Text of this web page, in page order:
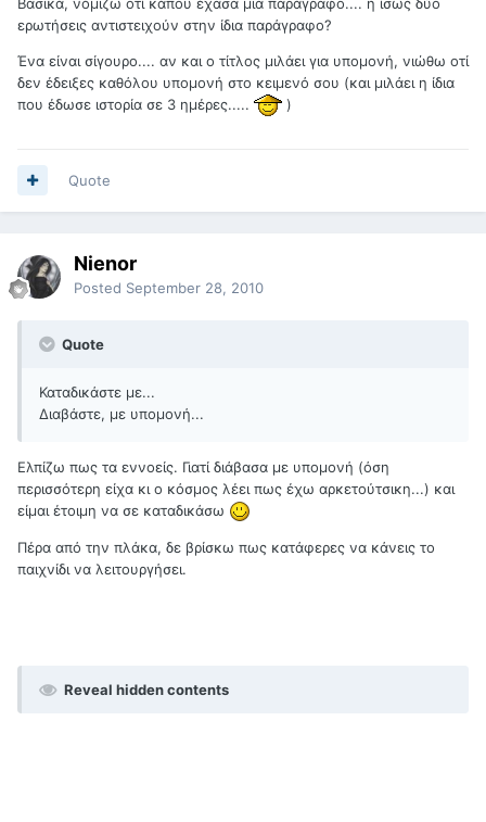
ερωτήσεις αντιστειχούν στην ίδια παράγραφο?
Ένα είναι σίγουρο.... αν και ο τίτλος μιλάει για υπομονή, νιώθω οτί
δεν έδειξες καθόλου υπομονή στο κειμενό σου (και μιλάει η ίδια
που έδωσε ιστορία σε 3 ημέρες.....
)
Quote
Nienor
Posted September 28, 2010
Quote
Καταδικάστε με...
Διαβάστε, με υπομονή...
Ελπίζω πως τα εννοείς. Γιατί διάβασα με υπομονή (όση
περισσότερη είχα κι ο κόσμος λέει πως έχω αρκετούτσικη...) και
είμαι έτοιμη να σε καταδικάσω
Πέρα από την πλάκα, δε βρίσκω πως κατάφερες να κάνεις το
παιχνίδι να λειτουργήσει.
Reveal hidden contents